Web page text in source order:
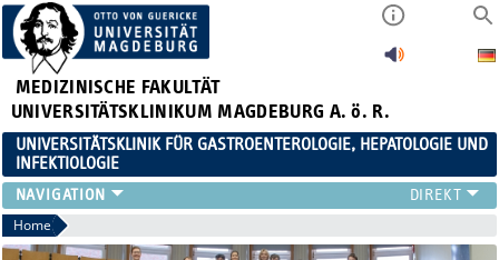
MEDIZINISCHE FAKULTÄT
UNIVERSITÄTSKLINIKUM MAGDEBURG A. ö. R.
UNIVERSITÄTSKLINIK FÜR GASTROENTEROLOGIE, HEPATOLOGIE UND
INFEKTIOLOGIE
TEAM
KLINIK
Home